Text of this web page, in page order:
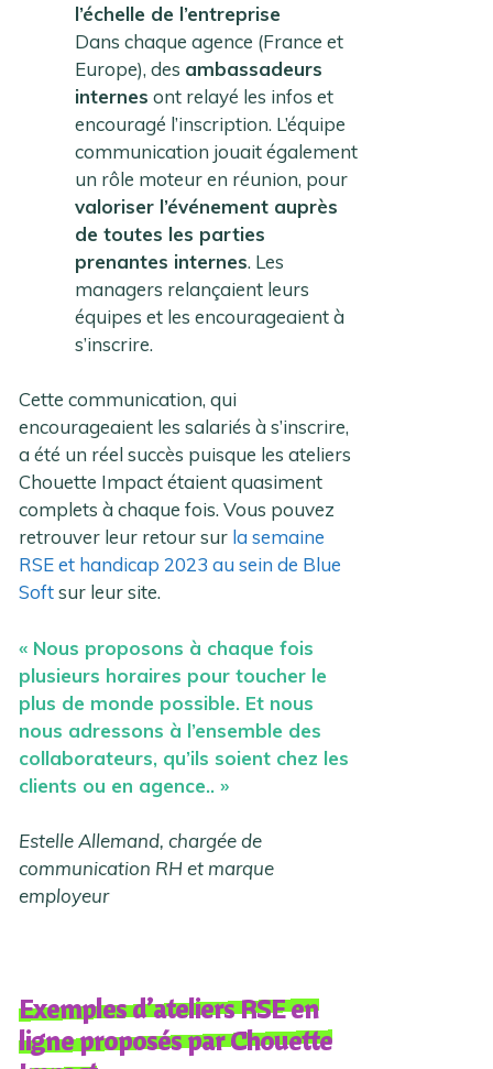
l’échelle de l’entreprise
Dans chaque agence (France et
Europe), des ambassadeurs
internes ont relayé les infos et
encouragé l’inscription. L’équipe
communication jouait également
un rôle moteur en réunion, pour
valoriser l’événement auprès
de toutes les parties
prenantes internes. Les
managers relançaient leurs
équipes et les encourageaient à
s’inscrire.
Cette communication, qui
encourageaient les salariés à s’inscrire,
a été un réel succès puisque les ateliers
Chouette Impact étaient quasiment
complets à chaque fois. Vous pouvez
retrouver leur retour sur la semaine
RSE et handicap 2023 au sein de Blue
Softsur leur site.
« Nous proposons à chaque fois
plusieurs horaires pour toucher le
plus de monde possible. Et nous
nous adressons à l’ensemble des
collaborateurs, qu’ils soient chez les
clients ou en agence.. »
Estelle Allemand, chargée de
communication RH et marque
employeur
Exemples d’ateliers RSE en
ligne proposés par Chouette